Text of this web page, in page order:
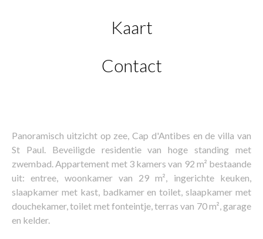
Kaart
Contact
Panoramisch uitzicht op zee, Cap d'Antibes en de villa van
St Paul. Beveiligde residentie van hoge standing met
zwembad. Appartement met 3 kamers van 92 m² bestaande
uit: entree, woonkamer van 29 m², ingerichte keuken,
slaapkamer met kast, badkamer en toilet, slaapkamer met
douchekamer, toilet met fonteintje, terras van 70 m², garage
en kelder.